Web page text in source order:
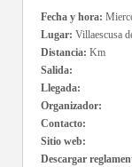
Fecha y hora:
Lugar: Villaescusa
Distancia: Km
Salida:
Llegada:
Organizador:
Contacto:
Sitio web:
Descargar